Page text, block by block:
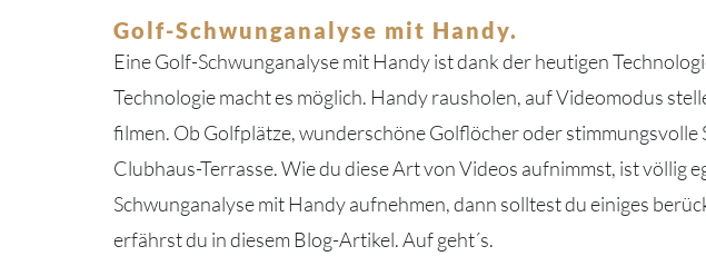
Golf-Schwunganalyse mit Handy.
Eine Golf-Schwunganalyse mit Handy ist dank der heutigen
Technologie macht es möglich. Handy rausholen, auf Videomodus
filmen. Ob Golfplätze, wunderschöne Golflöcher oder stimmungsvolle
Clubhaus-Terrasse. Wie du diese Art von Videos aufnimmst, ist völlig
Schwunganalyse mit Handy aufnehmen, dann solltest du einiges
erfährst du in diesem Blog-Artikel. Auf geht´s.